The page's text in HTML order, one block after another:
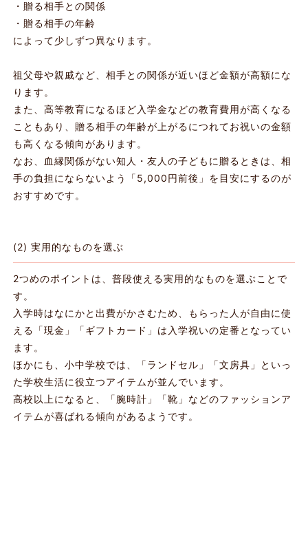
・贈る相手との関係
・贈る相手の年齢
によって少しずつ異なります。
祖父母や親戚など、相手との関係が近いほど金額が高額にな
ります。
また、高等教育になるほど入学金などの教育費用が高くなる
こともあり、贈る相手の年齢が上がるにつれてお祝いの金額
も高くなる傾向があります。
なお、血縁関係がない知人・友人の子どもに贈るときは、相
手の負担にならないよう「5,000円前後」を目安にするのが
おすすめです。
(2) 実用的なものを選ぶ
2つめのポイントは、普段使える実用的なものを選ぶことで
す。
入学時はなにかと出費がかさむため、もらった人が自由に使
える「現金」「ギフトカード」は入学祝いの定番となってい
ます。
ほかにも、小中学校では、「ランドセル」「文房具」といっ
た学校生活に役立つアイテムが並んでいます。
高校以上になると、「腕時計」「靴」などのファッションア
イテムが喜ばれる傾向があるようです。